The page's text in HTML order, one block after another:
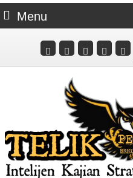
Menu